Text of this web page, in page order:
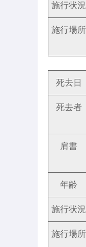
施行状況
施行場所
死去日
死去者
肩書
年齢
施行状況
施行場所